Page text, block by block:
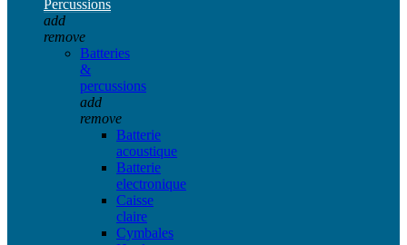
Percussions
add
remove
Batteries
&
percussions
add
remove
Batterie
acoustique
Batterie
electronique
Caisse
claire
Cymbales